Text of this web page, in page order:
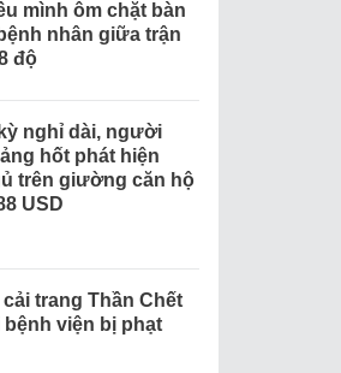
mình ôm chặt bàn
nhân giữa trận
độ
nghỉ dài, người
hốt phát hiện
trên giường căn hộ
USD
trang Thần Chết
bệnh viện bị phạt